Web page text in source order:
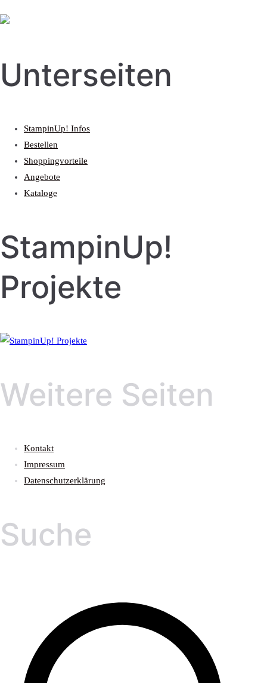
Unterseiten
StampinUp! Infos
Bestellen
Shoppingvorteile
Angebote
Kataloge
StampinUp!
Projekte
Weitere Seiten
Kontakt
Impressum
Datenschutzerklärung
Suche